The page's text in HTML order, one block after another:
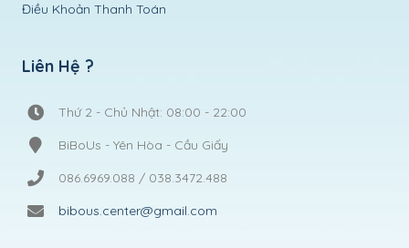
Điều Khoản Thanh Toán
Liên Hệ ?
Thứ 2 - Chủ Nhật: 08:00 - 22:00
BiBoUs - Yên Hòa - Cầu Giấy
086.6969.088 / 038.3472.488
bibous.center@gmail.com